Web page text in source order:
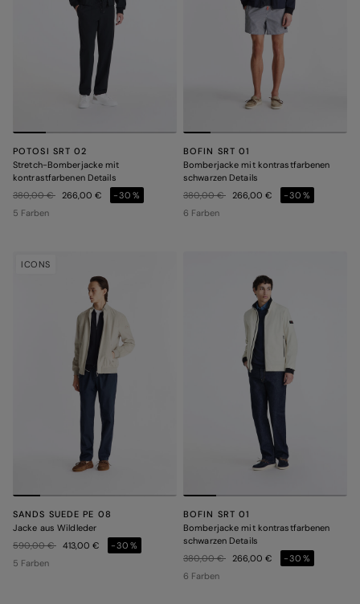
POTOSI SRT 02
Stretch-Bomberjacke mit
kontrastfarbenen Details
Preis reduziert von
380,00 €auf266,00 €
-30%
5 Farben
BOFIN SRT 01
Bomberjacke mit kontrastfarbenen
schwarzen Details
Preis reduziert von
380,00 €auf266,00 €
-30%
6 Farben
ICONS
SANDS SUEDE PE 08
Jacke aus Wildleder
Preis reduziert von
590,00 €auf413,00 €
-30%
5 Farben
BOFIN SRT 01
Bomberjacke mit kontrastfarbenen
schwarzen Details
Preis reduziert von
380,00 €auf266,00 €
-30%
6 Farben